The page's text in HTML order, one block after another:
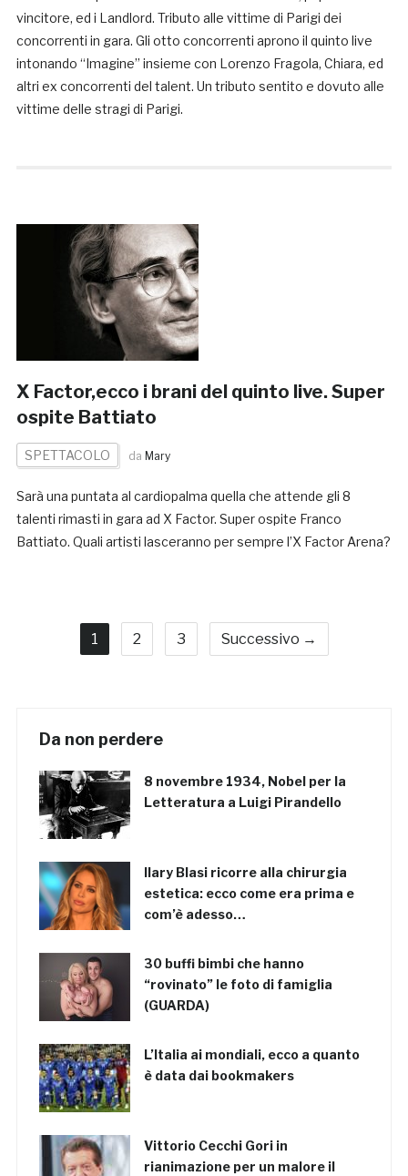
vincitore, ed i Landlord. Tributo alle vittime di Parigi dei
concorrenti in gara. Gli otto concorrenti aprono il quinto live
intonando “Imagine” insieme con Lorenzo Fragola, Chiara, ed
altri ex concorrenti del talent. Un tributo sentito e dovuto alle
vittime delle stragi di Parigi.
X Factor,ecco i brani del quinto live. Super
ospite Battiato
SPETTACOLO da Mary
Sarà una puntata al cardiopalma quella che attende gli 8
talenti rimasti in gara ad X Factor. Super ospite Franco
Battiato. Quali artisti lasceranno per sempre l’X Factor Arena?
1 2 3 Successivo →
Da non perdere
8 novembre 1934, Nobel per la
Letteratura a Luigi Pirandello
Ilary Blasi ricorre alla chirurgia
estetica: ecco come era prima e
com’è adesso…
30 buffi bimbi che hanno
“rovinato” le foto di famiglia
(GUARDA)
L’Italia ai mondiali, ecco a quanto
è data dai bookmakers
Vittorio Cecchi Gori in
rianimazione per un malore il